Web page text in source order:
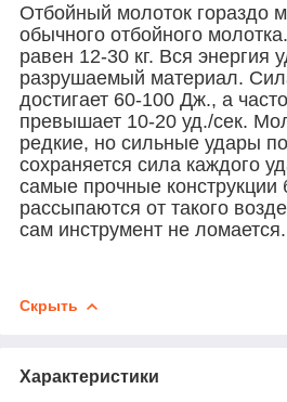
Отбойный молоток гораздо
обычного отбойного
равен 12-30 кг. Вся энергия
разрушаемый материал.
достигает 60-100 Дж., а
превышает 10-20 уд./сек.
редкие, но сильные удары
сохраняется сила каждого
самые прочные конструкции
рассыпаются от такого
сам инструмент не ломается.
Скрыть
Характеристики